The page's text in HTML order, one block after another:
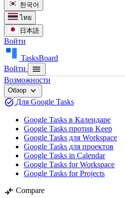
한국어
ไทย
日本語
Войти
TasksBoard
Войти
menu
Возможности
Обзор expand_more
task_alt Для Google Tasks
Google Tasks в Календаре
Google Tasks против Keep
Google Tasks для Workspace
Google Tasks для проектов
Google Tasks in Calendar
Google Tasks for Workspace
Google Tasks for Projects
compare_arrows Compare